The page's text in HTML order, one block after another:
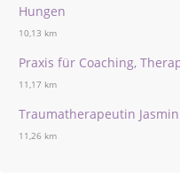
Hungen
10,13 km
Praxis für Coaching,
11,17 km
Traumatherapeutin
11,26 km